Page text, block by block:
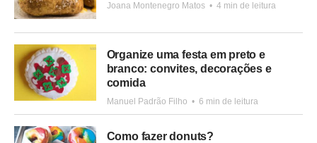
Joana Montenegro Matos • 4 min de leitura
Organize uma festa em preto e
branco: convites, decorações e
comida
Manuel Padrão Filho • 6 min de leitura
Como fazer donuts?